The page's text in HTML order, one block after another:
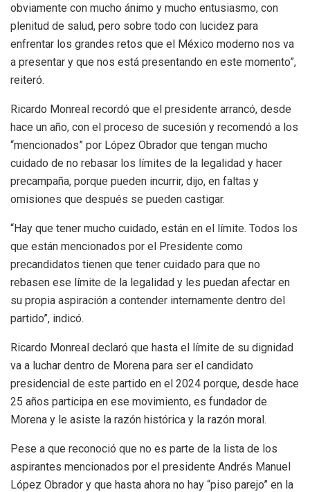
obviamente con mucho ánimo y mucho entusiasmo, con
plenitud de salud, pero sobre todo con lucidez para
enfrentar los grandes retos que el México moderno nos va
a presentar y que nos está presentando en este momento”,
reiteró.
Ricardo Monreal recordó que el presidente arrancó, desde
hace un año, con el proceso de sucesión y recomendó a los
“mencionados” por López Obrador que tengan mucho
cuidado de no rebasar los límites de la legalidad y hacer
precampaña, porque pueden incurrir, dijo, en faltas y
omisiones que después se pueden castigar.
“Hay que tener mucho cuidado, están en el límite. Todos los
que están mencionados por el Presidente como
precandidatos tienen que tener cuidado para que no
rebasen ese límite de la legalidad y les puedan afectar en
su propia aspiración a contender internamente dentro del
partido”, indicó.
Ricardo Monreal declaró que hasta el límite de su dignidad
va a luchar dentro de Morena para ser el candidato
presidencial de este partido en el 2024 porque, desde hace
25 años participa en ese movimiento, es fundador de
Morena y le asiste la razón histórica y la razón moral.
Pese a que reconoció que no es parte de la lista de los
aspirantes mencionados por el presidente Andrés Manuel
López Obrador y que hasta ahora no hay “piso parejo” en la